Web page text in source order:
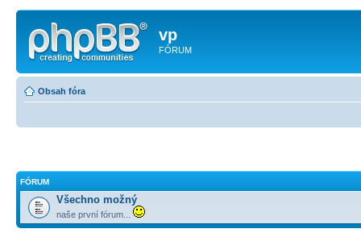
vp
FÓRUM
Obsah fóra
FÓRUM
Všechno možný
naše první fórum...